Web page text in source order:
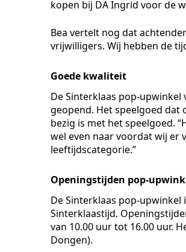
kopen bij DA Ingrid voor de
Bea vertelt nog dat
vrijwilligers. Wij hebben de
Goede kwaliteit
De Sinterklaas pop-
geopend. Het speelgoed dat
bezig is met het speelgoed.
wel even naar voordat wij er
leeftijdscategorie.”
Openingstijden pop-
De Sinterklaas pop-
Sinterklaastijd.
van 10.00 uur tot 16.00 uur.
Dongen).